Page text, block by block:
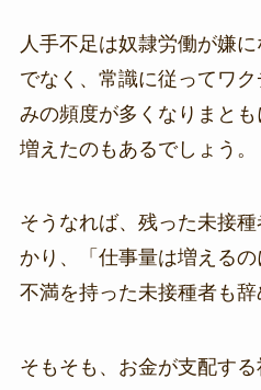
人手不足は奴隷労働が嫌
でなく、常識に従ってワ
みの頻度が多くなりまと
増えたのもあるでしょう。
そうなれば、残った未接
かり、「仕事量は増える
不満を持った未接種者も辞
そもそも、お金が支配す